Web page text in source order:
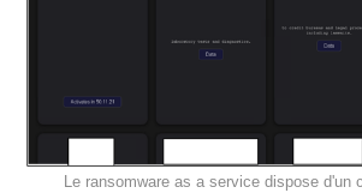
Le ransomware as a service dispose d'un